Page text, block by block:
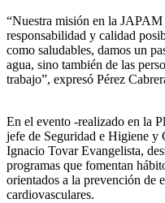
“Nuestra misión en la
responsabilidad y calidad
como saludables, damos un
agua, sino también de las
trabajo”, expresó Pérez
En el evento -realizado en la
jefe de Seguridad e Higiene
Ignacio Tovar Evangelista,
programas que fomentan
orientados a la prevención de
cardiovasculares.